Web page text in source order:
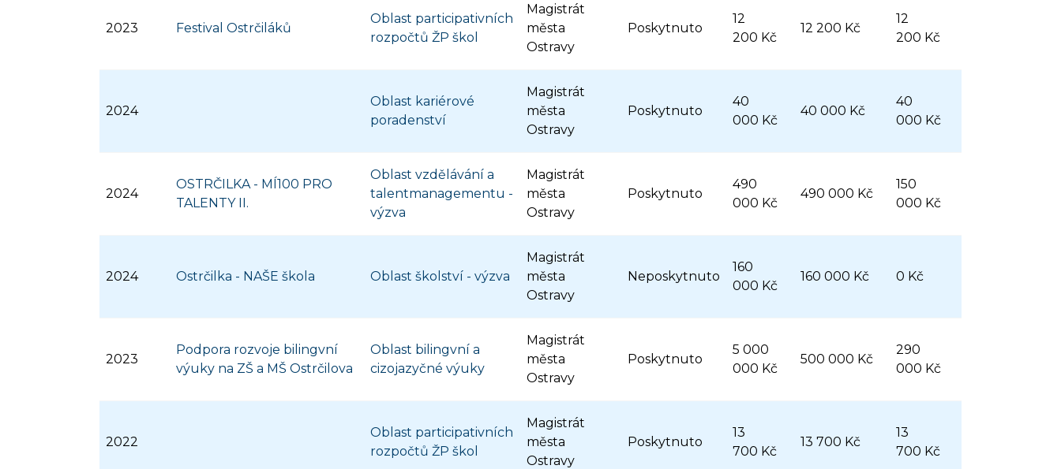
2023 Festival Ostrčiláků
Oblast participativních
rozpočtů ŽP škol
Magistrát
města
Ostravy
Poskytnuto
12
200 Kč
12 200 Kč
12
200 Kč
2024
Oblast kariérové
poradenství
Magistrát
města
Ostravy
Poskytnuto
40
000 Kč
40 000 Kč
40
000 Kč
2024
OSTRČILKA - MÍ100 PRO
TALENTY II.
Oblast vzdělávání a
talentmanagementu -
výzva
Magistrát
města
Ostravy
Poskytnuto
490
000 Kč
490 000 Kč
150
000 Kč
2024 Ostrčilka - NAŠE škola Oblast školství - výzva
Magistrát
města
Ostravy
Neposkytnuto
160
000 Kč
160 000 Kč 0 Kč
2023
Podpora rozvoje bilingvní
výuky na ZŠ a MŠ Ostrčilova
Oblast bilingvní a
cizojazyčné výuky
Magistrát
města
Ostravy
Poskytnuto
5 000
000 Kč
500 000 Kč
290
000 Kč
2022
Oblast participativních
rozpočtů ŽP škol
Magistrát
města
Ostravy
Poskytnuto
13
700 Kč
13 700 Kč
13
700 Kč